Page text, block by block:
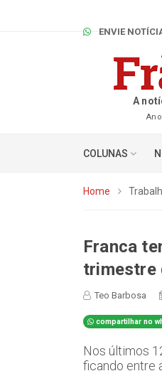
A
Ano
COLUNAS
Home
Franca
trimestre
Teo Barbosa
compartilhar no
Nos últimos
ficando entre